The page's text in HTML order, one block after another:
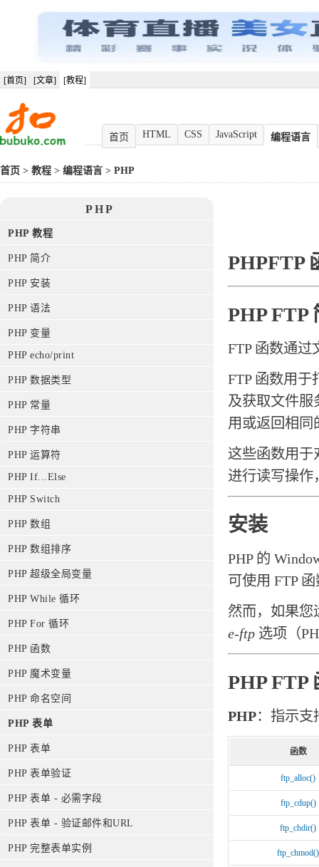
[首页] [文章] [教程]
首页 HTML CSS JavaScript 编程语言
首页 > 教程 > 编程语言 > PHP
PHP
PHP 教程
PHP 简介
PHP 安装
PHP 语法
PHP 变量
PHP echo/print
PHP 数据类型
PHP 常量
PHP 字符串
PHP 运算符
PHP If...Else
PHP Switch
PHP 数组
PHP 数组排序
PHP 超级全局变量
PHP While 循环
PHP For 循环
PHP 函数
PHP 魔术变量
PHP 命名空间
PHP 表单
PHP 表单
PHP 表单验证
PHP 表单 - 必需字段
PHP 表单 - 验证邮件和URL
PHP 完整表单实例
PHPFTP
PHP FTP
FTP 函数通过
FTP 函数用
及获取文件服
用或返回相同
这些函数用于
进行读写操作
安装
PHP 的
可使用 FTP
然而，如果您
e-ftp 选项（
PHP FTP
PHP：指示支
函数
ftp_alloc()
ftp_cdup()
ftp_chdir()
ftp_chmod()